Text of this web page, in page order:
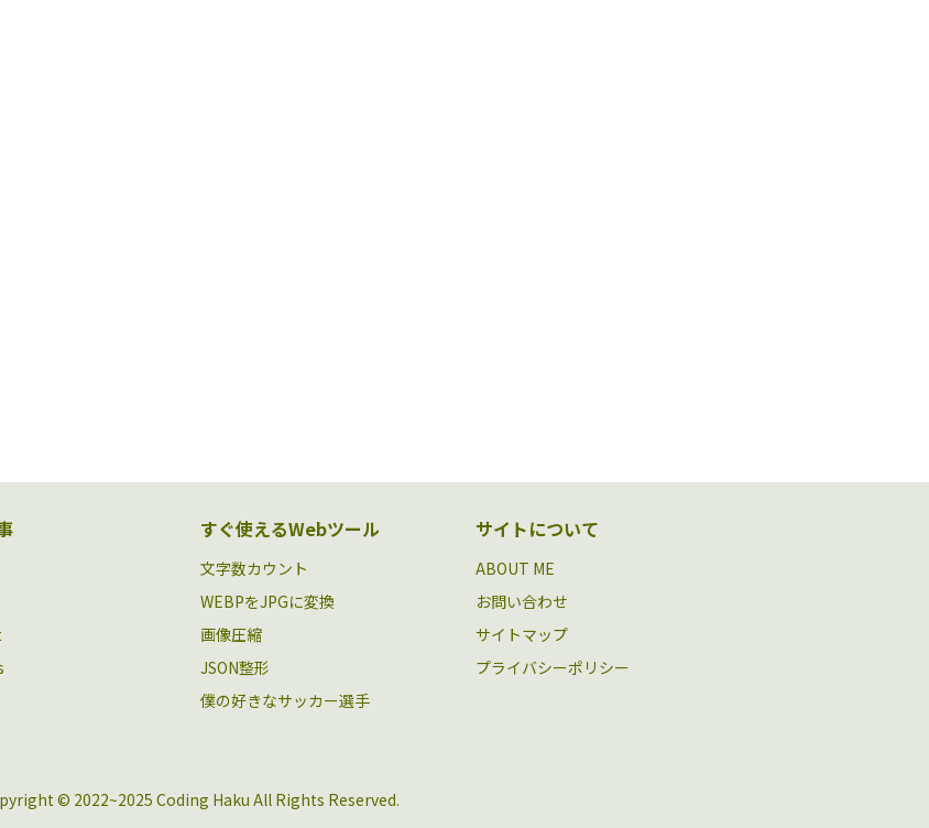
すぐ使えるWebツール
文字数カウント
WEBPをJPGに変換
画像圧縮
JSON整形
僕の好きなサッカー選手
サイトについて
ABOUT ME
お問い合わせ
サイトマップ
プライバシーポリシー
© 2022~2025 Coding Haku All Rights Reserved.